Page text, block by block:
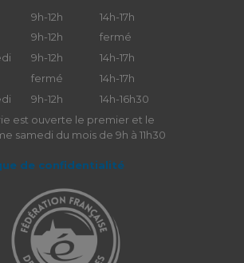
9h-12h
14h-17h
9h-12h
fermé
9h-12h
14h-17h
fermé
14h-17h
9h-12h
14h-16h30
est ouverte le premier et le
samedi du mois de 9h à 11h30
de confidentialité